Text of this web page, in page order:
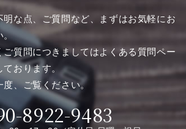
明な点、ご質問など、まずはお気軽にお
。
ご質問につきましてはよくある質問ペー
ております。
、ご覧ください。
8922-9483